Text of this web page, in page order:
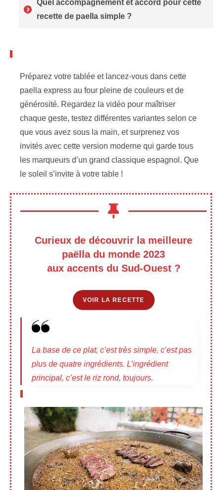
Quel accompagnement et accord pour cette
recette de paella simple ?
Préparez votre tablée et lancez-vous dans cette
paella express au four pleine de couleurs et de
générosité. Regardez la vidéo pour maîtriser
chaque geste, testez différentes variantes selon ce
que vous avez sous la main, et surprenez vos
invités avec cette version moderne qui garde tous
les marqueurs d’un grand classique espagnol. Que
le soleil s’invite à votre table !
Curieux de découvrir la meilleure
paëlla du monde 2023
aux accents du Sud-Ouest ?
VOIR LA RECETTE
La base de ce plat, c’est très simple, c’est pas
plus de quatre ingrédients. L’ingrédient
principal, c’est le riz rond, toujours.